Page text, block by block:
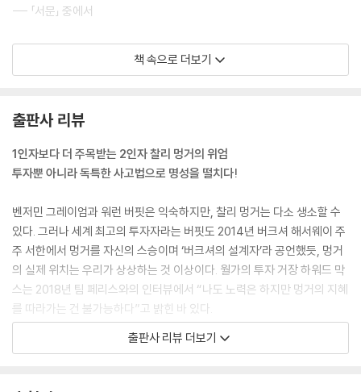
--- 「서문」 중에서
애널리스트는 현금흐름을 예측하려고 방대한 과거 데이터를 살펴보지만(I
Q가 높을수록 더 많은 데이터를 살펴보지만) 시간 낭비에 불과합니다. 진
(mispriced gamble)’을 찾아내는 행위입니다. - 36쪽(1장 세상을 살아
가는 지혜)
게 탁월한 기관의 교육에도 문제는 있습니다. 심리학의 핵심 내용을 나는
‘오판의 심리학’이라고 부르는데, 이는 대단히 중요하므로 반드시 배워야
합니다. 원칙은 약 20개이며, 상호 작용하므로 다소 복잡합니다. 하지만 핵
심 내용은 믿기 어려울 정도로 중요합니다.
--- 「1장 USC 경영대학원 강연」 중에서
셋째, 살면서 참패해 좌절할 때마다 주저앉아 더 망가져라. 우리는 살면서
많은 역경을 겪게 되는데, 이 방법을 사용하면 운 좋은 사람도 불행의 구렁
텅이에서 벗어나지 못할 것이다. 멍거는 고대 그리스의 스토아학파 철학자
책 속으로 더보기
출판사 리뷰
1인자보다 더 주목받는 2인자 찰리 멍거의 위엄
투자뿐 아니라 독특한 사고법으로 명성을 떨치다!
벤저민 그레이엄과 워런 버핏은 익숙하지만, 찰리 멍거는 다소 생소할 수
있다. 그러나 세계 최고의 투자자라는 버핏도 2014년 버크셔 해서웨이 주
주 서한에서 멍거를 자신의 스승이며 ‘버크셔의 설계자’라 공언했듯, 멍거
의 실제 위치는 우리가 상상하는 것 이상이다. 월가의 투자 거장 하워드 막
스는 2018년 팀 페리스와의 인터뷰에서 “나도 노력은 하지만 멍거의 지혜
를 따라가는 건 불가능하다”고 밝힌 바 있다.
빌 게이츠는 《Poor Charlie’s Almanack》에서 “멍거는 가장 폭넓은 사
출판사 리뷰 더보기